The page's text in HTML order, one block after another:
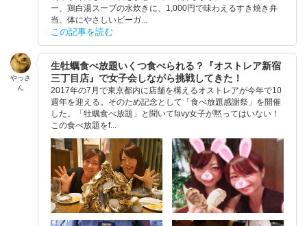
ー、鶏白湯スープの水炊きに、1,000円で味わえるすき焼き弁
当、体にやさしいビーガ...
この記事を読む
やっさ
ん
生牡蠣食べ放題いくつ食べられる？『オストレア新宿
三丁目店』で女子会しながら挑戦してきた！
2017年の7月で東京都内に店舗を構えるオストレアが今年で10
週年を迎える。そのため記念として「食べ放題感謝祭」を開催
した。「牡蠣食べ放題」と聞いてfavy女子が黙ってはいない！
この食べ放題をf...